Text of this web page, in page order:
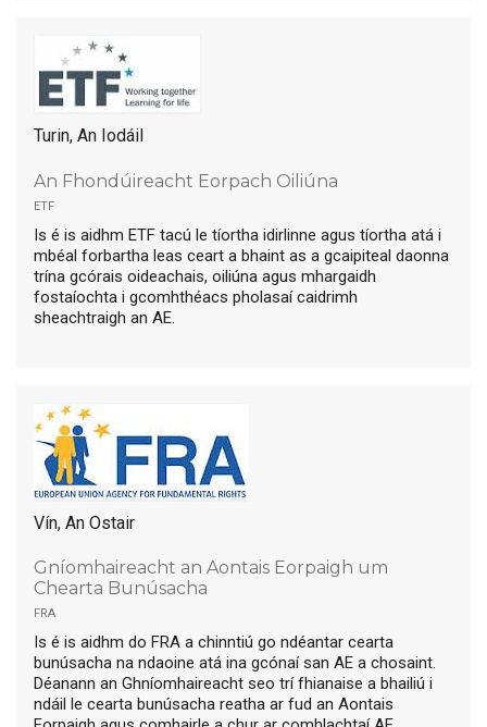
Turin, An Iodáil
An Fhondúireacht Eorpach Oiliúna
etf
Is é is aidhm ETF tacú le tíortha idirlinne agus tíortha atá i
mbéal forbartha leas ceart a bhaint as a gcaipiteal daonna
trína gcórais oideachais, oiliúna agus mhargaidh
fostaíochta i gcomhthéacs pholasaí caidrimh
sheachtraigh an AE.
Vín, An Ostair
Gníomhaireacht an Aontais Eorpaigh um
Chearta Bunúsacha
fra
Is é is aidhm do FRA a chinntiú go ndéantar cearta
bunúsacha na ndaoine atá ina gcónaí san AE a chosaint.
Déanann an Ghníomhaireacht seo trí fhianaise a bhailiú i
ndáil le cearta bunúsacha reatha ar fud an Aontais